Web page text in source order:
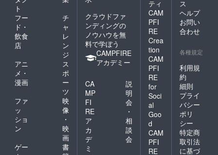
ト
フー
ド・
飲食
店
チ
ャ
レ
ン
ジ
アニ
メ・
漫画
ス
ポ
ー
ツ
ファ
ッ
ショ
ン
映
像
・
映
画
ゲー
書
クラウドファ
ンディングの
ノウハウを無
料で学ぼう
CAMPFIRE
アカデミー
CA
MP
FI
RE
ア
カ
デ
ミ
説
明
会
・
相
談
会
ティ
CAM
PFI
RE
Crea
tion
CAM
PFI
RE
for
Soci
al
Goo
d
CAM
PFI
RE
ス
ヘルプ
お問い
合わせ
各種規定
利用規
約
細則
プライ
バシー
ポリ
シー
特定商
取引法
に基づ